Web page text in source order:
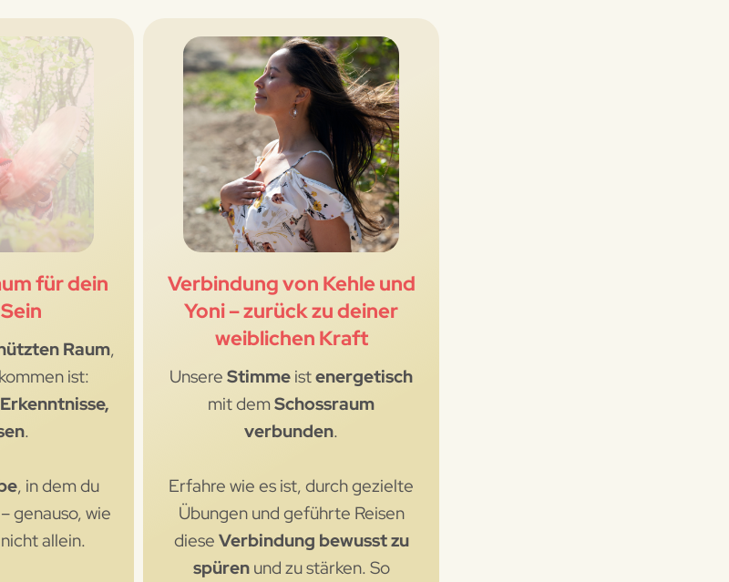
für dein
Raum,
ist:
.
, in dem du
genauso, wie
allein.
Verbindung von Kehle und
Yoni – zurück zu deiner
weiblichen Kraft
UnsereStimme istenergetisch
mit demSchossraum
verbunden.
Erfahre wie es ist, durch gezielte
Übungen und geführte Reisen
diese Verbindung bewusst zu
spürenund zu stärken. So